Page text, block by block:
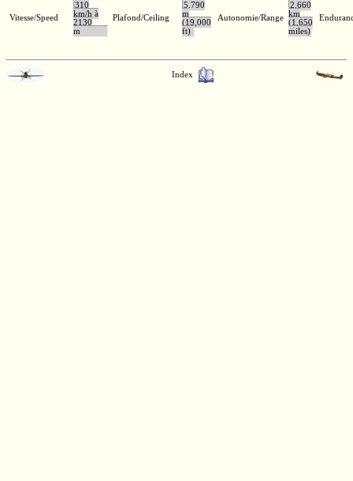
Vitesse/Speed
310
km/h à
2130
m
Plafond/Ceiling
5.790
m
(19,000
ft)
Autonomie/Range
2.660
km
(1,650
miles)
Index